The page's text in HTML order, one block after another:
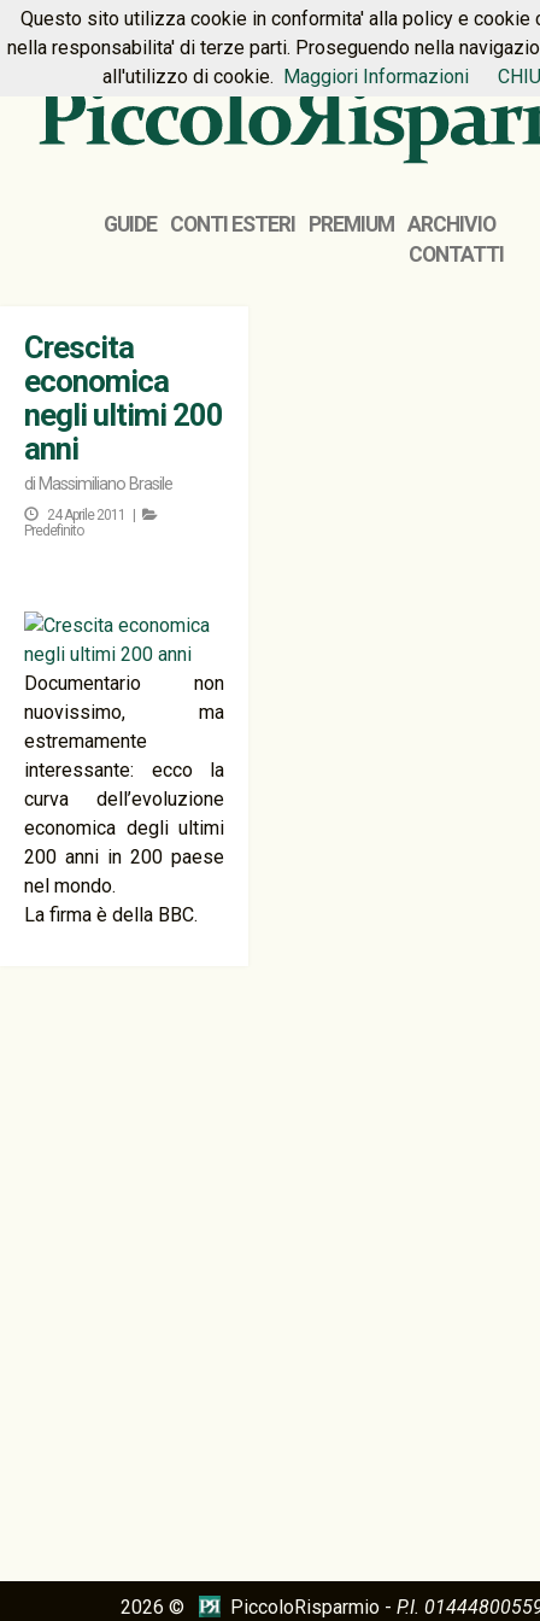
HOME PREMIUM CONTATTI
GUIDE CONTI ESTERI PREMIUM
ARCHIVIO
CONTATTI
Crescita
economica
negli ultimi 200
anni
di Massimiliano Brasile
24 Aprile 2011 |
Predefinito
Documentario non
nuovissimo, ma
estremamente
interessante: ecco la
curva dell’evoluzione
economica degli ultimi
200 anni in 200 paese
nel mondo.
La firma è della BBC.
2026 © PiccoloRisparmio - P.I.
Questo sito utilizza cookie in conformita' alla policy e cookie
nella responsabilita' di terze parti. Proseguendo nella
all'utilizzo di cookie. Maggiori Informazioni